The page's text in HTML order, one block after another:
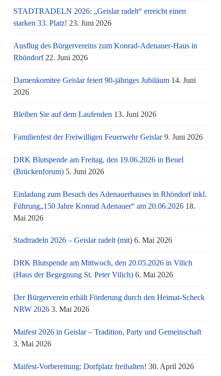
STADTRADELN 2026: „Geislar radelt“ erreicht einen
starken 33. Platz! 23. Juni 2026
Ausflug des Bürgervereins zum Konrad-Adenauer-Haus in
Rhöndorf 22. Juni 2026
Damenkomitee Geislar feiert 90-jähriges Jubiläum 14. Juni
2026
Bleiben Sie auf dem Laufenden 13. Juni 2026
Familienfest der Freiwilligen Feuerwehr Geislar 9. Juni 2026
DRK Blutspende am Freitag, den 19.06.2026 in Beuel
(Brückenforum) 5. Juni 2026
Einladung zum Besuch des Adenauerhauses in Rhöndorf inkl.
Führung„150 Jahre Konrad Adenauer“ am 20.06.2026 18.
Mai 2026
Stadtradeln 2026 – Geislar radelt (mit) 6. Mai 2026
DRK Blutspende am Mittwoch, den 20.05.2026 in Vilich
(Haus der Begegnung St. Peter Vilich) 6. Mai 2026
Der Bürgerverein erhält Förderung durch den Heimat-Scheck
NRW 2026 3. Mai 2026
Maifest 2026 in Geislar – Tradition, Party und Gemeinschaft
3. Mai 2026
Maifest-Vorbereitung: Dorfplatz freihalten! 30. April 2026